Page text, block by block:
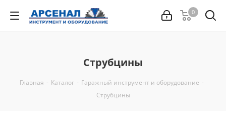
0
Струбцины
Главная - Каталог - Гаражный инструмент и оборудование -
Струбцины